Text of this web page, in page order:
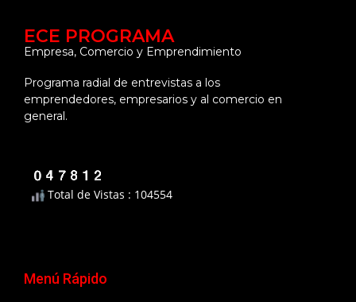
ECE PROGRAMA
Empresa, Comercio y Emprendimiento
Programa radial de entrevistas a los
emprendedores, empresarios y al comercio en
general.
Total de Vistas : 104554
Menú Rápido